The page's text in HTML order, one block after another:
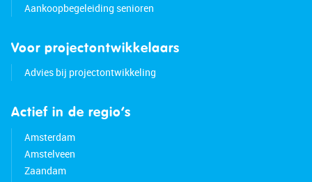
Aankoopbegeleiding senioren
Voor projectontwikkelaars
Advies bij projectontwikkeling
Actief in de regio’s
Amsterdam
Amstelveen
Zaandam